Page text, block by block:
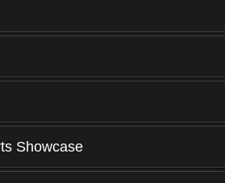
Showcase